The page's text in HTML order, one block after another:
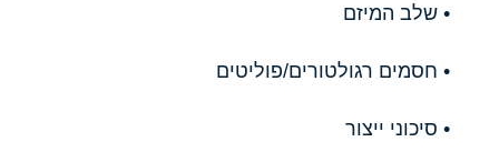
• שלב המיזם
• חסמים רגולטורים/פוליטים
• סיכוני ייצור